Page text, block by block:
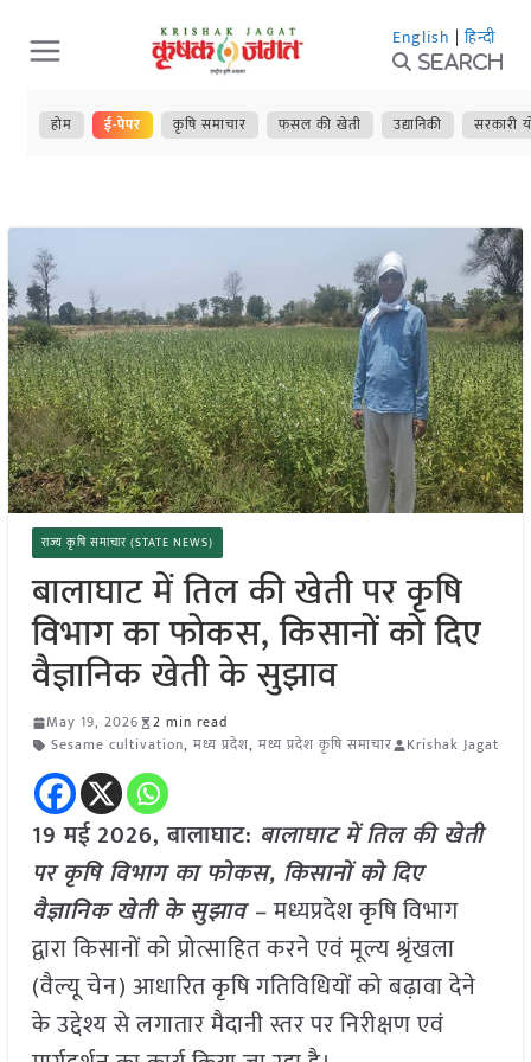
Skip
to
content
English | हिन्दी
Search
होम ई-पेपर कृषि समाचार फसल की खेती उद्यानिकी सरकारी
राज्य कृषि समाचार (STATE NEWS)
बालाघाट में तिल की खेती पर कृषि
विभाग का फोकस, किसानों को दिए
वैज्ञानिक खेती के सुझाव
May 19, 2026
2 min read
Sesame cultivation, मध्य प्रदेश, मध्य प्रदेश कृषि समाचार Krishak Jagat
19 मई2026, बालाघाट: बालाघाट में तिल की खेती
पर कृषि विभाग का फोकस, किसानों को दिए
वैज्ञानिक खेती के सुझाव –मध्यप्रदेश कृषि विभाग
द्वारा किसानों को प्रोत्साहित करने एवं मूल्य श्रृंखला
(वैल्यू चेन) आधारित कृषि गतिविधियों को बढ़ावा देने
के उद्देश्य से लगातार मैदानी स्तर पर निरीक्षण एवं